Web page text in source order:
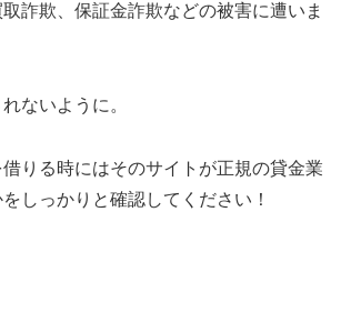
詐欺、保証金詐欺などの被害に遭いま
ないように。
りる時にはそのサイトが正規の貸金業
しっかりと確認してください！